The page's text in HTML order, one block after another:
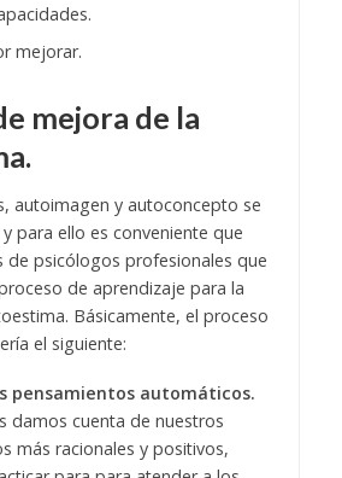
mejorar.
mejora de la
autoimagen y autoconcepto se
para ello es conveniente que
de psicólogos profesionales que
de aprendizaje para la
Básicamente, el proceso
el siguiente:
pensamientos automáticos.
damos cuenta de nuestros
más racionales y positivos,